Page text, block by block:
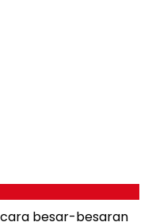
besar-besaran